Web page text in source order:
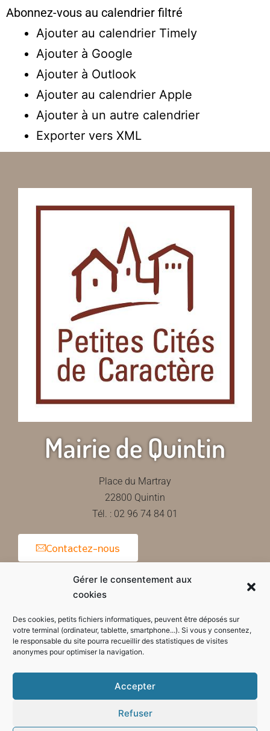
Gérer le consentement aux
cookies
Des cookies, petits fichiers informatiques, peuvent être déposés sur
votre terminal (ordinateur, tablette, smartphone...). Si vous y consentez,
le responsable du site pourra recueillir des statistiques de visites
anonymes pour optimiser la navigation.
Accepter
Refuser
Abonnez-vous au calendrier filtré
Ajouter au calendrier Timely
Ajouter à Google
Ajouter à Outlook
Ajouter au calendrier Apple
Ajouter à un autre calendrier
Exporter vers XML
Mairie de Quintin
Place du Martray
22800 Quintin
Tél. : 02 96 74 84 01
Contactez-nous
Horaires d'ouverture de la mairie